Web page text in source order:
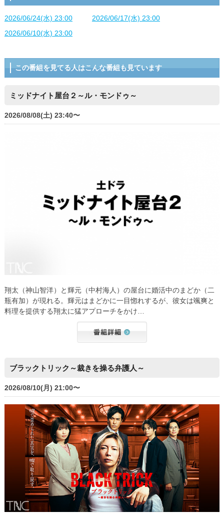
2026/06/24(水) 23:00
2026/06/17(水) 23:00
2026/06/10(水) 23:00
この番組を見てる人はこんな番組も見ています
ミッドナイト屋台２～ル・モンドゥ～
2026/08/08(土) 23:40〜
翔太（神山智洋）と輝元（中村海人）の屋台に婚活中のまどか（二
瓶有加）が現れる。輝元はまどかに一目惚れするが、彼女は颯爽と
料理を提供する翔太に猛アプローチをかけ…
ブラックトリック～裁きを操る弁護人～
2026/08/10(月) 21:00〜